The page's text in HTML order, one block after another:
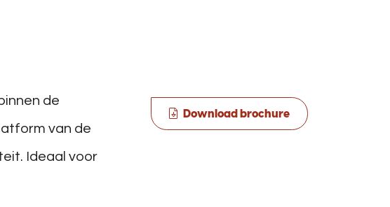
de
van de
Ideaal voor
Download brochure